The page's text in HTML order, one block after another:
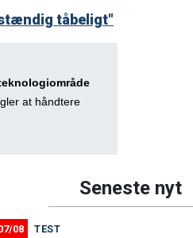
tåbeligt"
at håndtere
Seneste nyt
08 TEST